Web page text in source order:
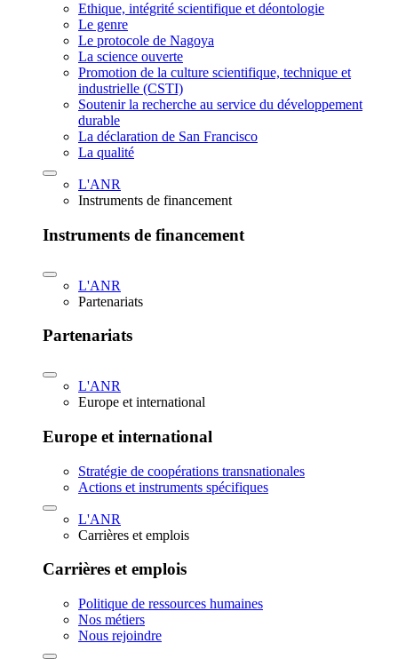
Ethique, intégrité scientifique et déontologie
Le genre
Le protocole de Nagoya
La science ouverte
Promotion de la culture scientifique, technique et
industrielle (CSTI)
Soutenir la recherche au service du développement
durable
La déclaration de San Francisco
La qualité
L'ANR
Instruments de financement
Instruments de financement
L'ANR
Partenariats
Partenariats
L'ANR
Europe et international
Europe et international
Stratégie de coopérations transnationales
Actions et instruments spécifiques
L'ANR
Carrières et emplois
Carrières et emplois
Politique de ressources humaines
Nos métiers
Nous rejoindre